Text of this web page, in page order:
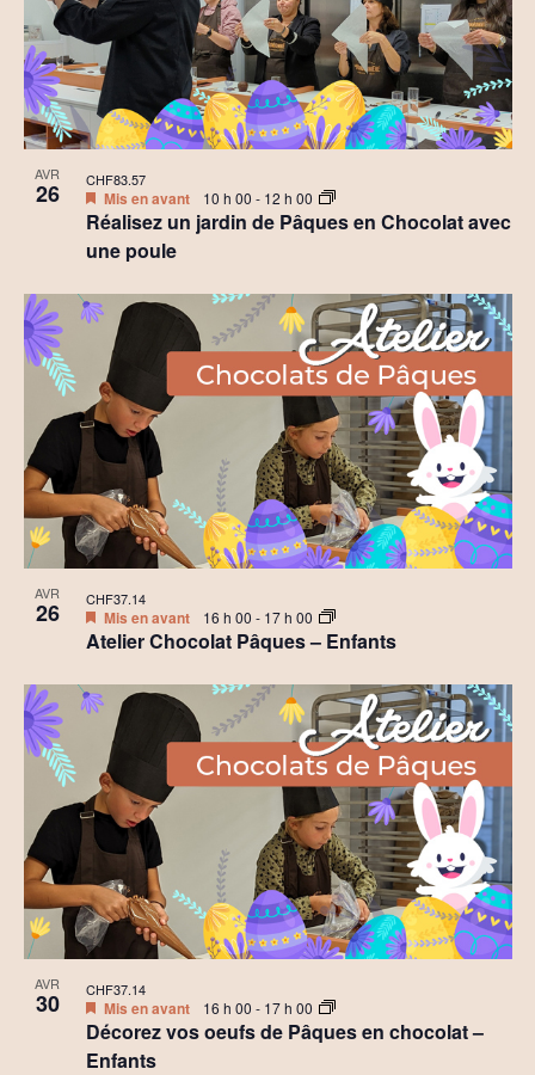
AVR
26
Réalisez un jardin de Pâques en Chocolat avec
une poule
Mis en avant 10 h 00 - 12 h 00
CHF83.57
AVR
26
Atelier Chocolat Pâques – Enfants
Mis en avant 16 h 00 - 17 h 00
CHF37.14
AVR
30
Décorez vos oeufs de Pâques en chocolat –
Enfants
Mis en avant 16 h 00 - 17 h 00
CHF37.14